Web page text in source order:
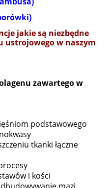
jakie są niezbędne
ustrojowego w naszym
zawartego w
podstawowego
tkanki łączne
i kości